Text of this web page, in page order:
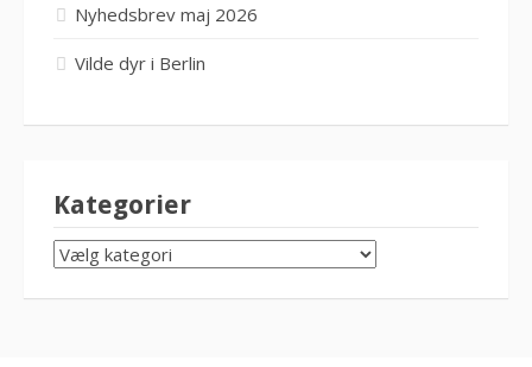
Nyhedsbrev maj 2026
Vilde dyr i Berlin
Kategorier
KATEGORIER